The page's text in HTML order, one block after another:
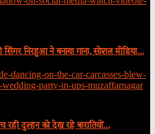
सिंगर निरहुआ ने बनाया गाना, सोशल मीडिया…
रही दुल्हन को देख रहे बारातियों…